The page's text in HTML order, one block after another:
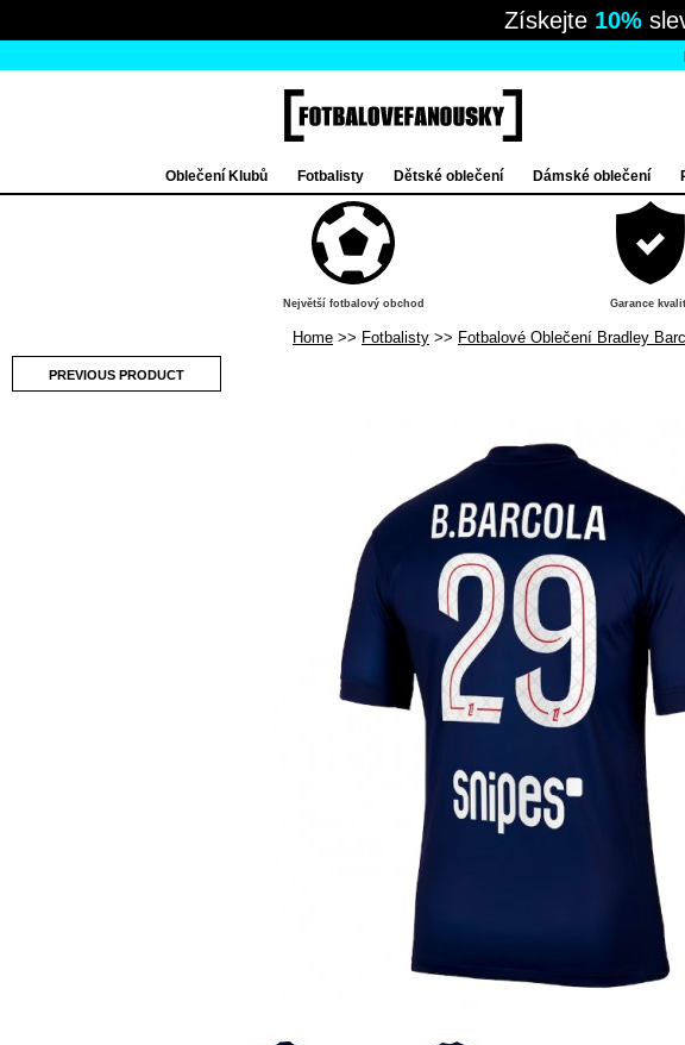
Získejte 10%
Oblečení Klubů Fotbalisty Dětské oblečení Dámské oblečení
Největší fotbalový obchod Garance
Home Fotbalisty Fotbalové Oblečení Bradley
PREVIOUS PRODUCT